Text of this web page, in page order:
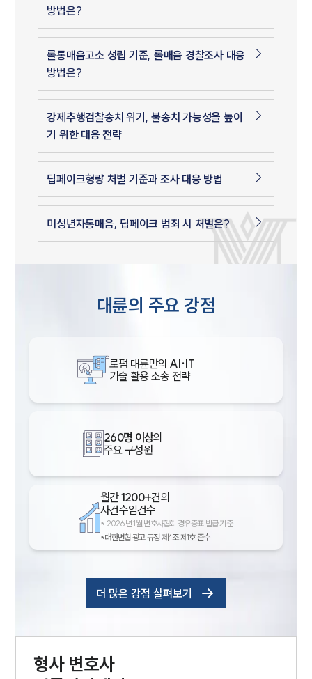
방법은?
롤통매음고소 성립 기준, 롤매음 경찰조사 대응
방법은?
강제추행검찰송치 위기, 불송치 가능성을 높이
기 위한 대응 전략
딥페이크형량 처벌 기준과 조사 대응 방법
미성년자통매음, 딥페이크 범죄 시 처벌은?
대륜의 주요 강점
로펌 대륜만의 AI·IT
기술 활용 소송 전략
260명 이상의
주요 구성원
월간1200+건의
사건수임건수
* 2026년 1월 변호사협회 경유증표 발급 기준
*대한변협 광고 규정 제4조 제1호 준수
더 많은 강점 살펴보기
형사변호사